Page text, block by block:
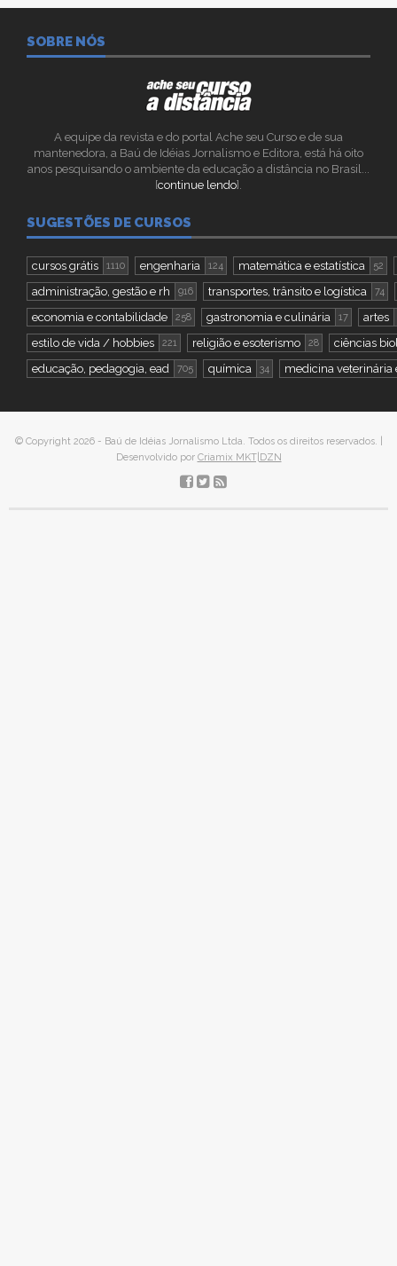
SOBRE NÓS
A equipe da revista e do portal Ache seu Curso e de sua
mantenedora, a Baú de Idéias Jornalismo e Editora, está há oito
anos pesquisando o ambiente da educação a distância no Brasil...
[continue lendo].
SUGESTÕES DE CURSOS
cursos grátis 1110 engenharia 124 matemática e estatística 52
administração, gestão e rh 916 transportes, trânsito e logística 74
economia e contabilidade 258 gastronomia e culinária 17
artes
estilo de vida / hobbies
221 religião e esoterismo 28
ciências
educação, pedagogia, ead
705 química 34 medicina veterinária
© Copyright 2026 - Baú de Idéias Jornalismo Ltda. Todos os direitos reservados. |
Desenvolvido por Criamix MKT|DZN